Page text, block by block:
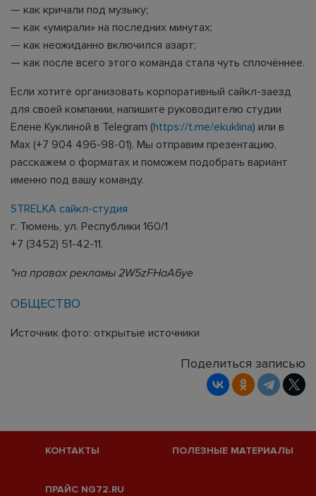
— как кричали под музыку;
— как «умирали» на последних минутах;
— как неожиданно включился азарт;
— как после всего этого команда стала чуть сплочённее.
Если хотите организовать корпоративный сайкл-заезд
для своей компании, напишите руководителю студии
Елене Куклиной в Telegram (https://t.me/ekuklina) или в
Max (+7 904 496-98-01). Мы отправим презентацию,
расскажем о форматах и поможем подобрать вариант
именно под вашу команду.
STRELKA сайкл-студия
г. Тюмень, ул. Республики 160/1
+7 (3452) 51-42-11.
*на правах рекламы 2W5zFHaA6ye
ОБЩЕСТВО
Источник фото: открытые источники
Поделиться записью
КОНТАКТЫ ПОЛЕЗНЫЕ МАТЕРИАЛЫ
ПРАЙС NG72.RU